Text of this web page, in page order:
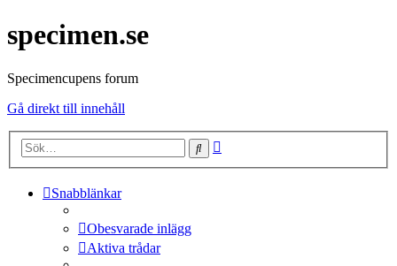
specimen.se
Specimencupens forum
Gå direkt till innehåll
Sök
Snabblänkar
Obesvarade inlägg
Aktiva trådar